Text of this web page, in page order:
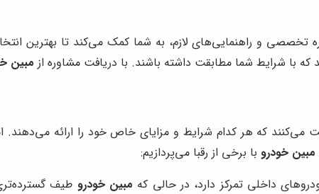
تخصصی و راهنمایی‌های لازم، به شما کمک می‌کند تا بهترین
با شرایط شما مطابقت داشته باشند. با دریافت مشاوره از مبین
می‌کنند که هر کدام شرایط و مزایای خاص خود را ارائه می‌دهند.
مبین خودرو با برخی از رقبا می‌پردازیم:
مبین خودرو طیف